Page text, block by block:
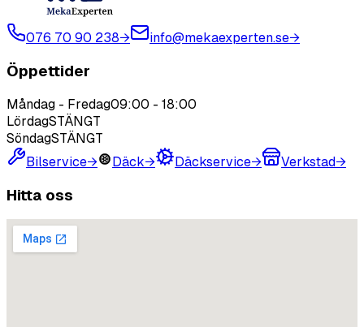
076 70 90 238→ info@mekaexperten.se→
Öppettider
Måndag - Fredag09:00 - 18:00
LördagSTÄNGT
SöndagSTÄNGT
Bilservice→ Däck→ Däckservice→ Verkstad→
Hitta oss